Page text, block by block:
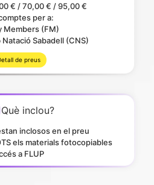
€ / 70,00 € / 95,00 €
per a:
Members (FM)
Sabadell (CNS)
de preus
Què inclou?
inclosos en el preu
els materials fotocopiables
a FLUP